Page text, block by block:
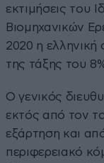
εκτιμήσεις του
Βιομηχανικών
2020 η ελληνική
της τάξης του
Ο γενικός
εκτός από τον
εξάρτηση και
περιφερειακό